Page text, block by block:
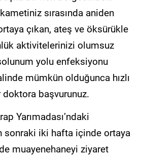
sırasında aniden
çıkan, ateş ve öksürükle
aktivitelerinizi olumsuz
yolu enfeksiyonu
mümkün olduğunca hızlı
başvurunuz.
Yarımadası’ndaki
sonraki iki hafta içinde ortaya
muayenehaneyi ziyaret